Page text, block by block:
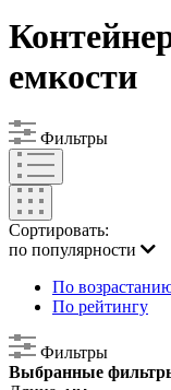
емкости
Фильтры
Сортировать:
по популярности
По
По рейтингу
Фильтры
Выбранные